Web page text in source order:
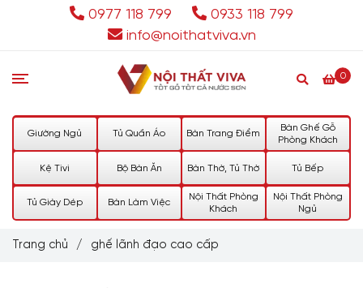
0977 118 799
0933 118 799
info@noithatviva.vn
0
Giường Ngủ Tủ Quần Áo Bàn Trang Điểm
Bàn Ghế Gỗ
Phòng Khách
Kệ Tivi Bộ Bàn Ăn Bàn Thờ, Tủ Thờ Tủ Bếp
Tủ Giày Dép Bàn Làm Việc
Nội Thất Phòng
Khách
Nội Thất Phòng
Ngủ
Trang chủ / ghế lãnh đạo cao cấp